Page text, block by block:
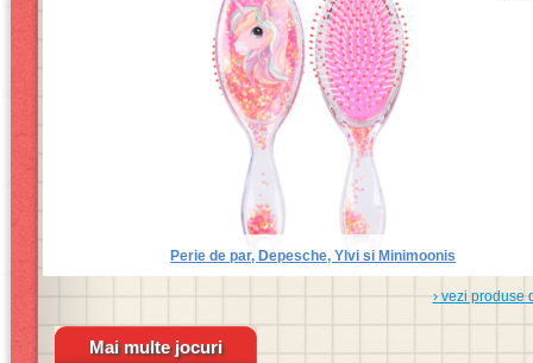
Perie de par, Depesche, Ylvi si Minimoonis
› vezi produse
Mai multe jocuri